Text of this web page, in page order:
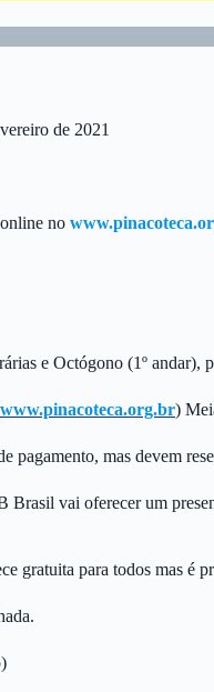
de 2021
no
e Octógono (1º andar),
www.pinacoteca.org.br)
pagamento, mas devem
Brasil vai oferecer um
gratuita para todos mas é